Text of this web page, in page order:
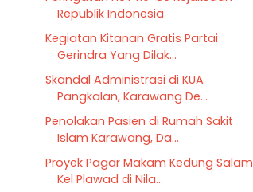
Republik Indonesia
Kegiatan Kitanan Gratis Partai
Gerindra Yang Dilak...
Skandal Administrasi di KUA
Pangkalan, Karawang De...
Penolakan Pasien di Rumah Sakit
Islam Karawang, Da...
Proyek Pagar Makam Kedung Salam
Kel Plawad di Nila...